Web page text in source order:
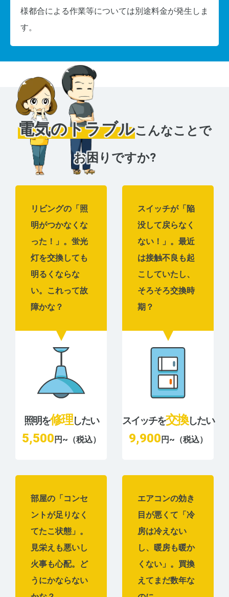
様都合による作業等については別途料金が発生しま
す。
電気のトラブルこんなことで
お困りですか?
リビングの「照
明がつかなくな
った！」。蛍光
灯を交換しても
明るくならな
い。これって故
障かな？
照明を修理したい
5,500 円~（税込）
スイッチが「陥
没して戻らなく
ない！」。最近
は接触不良も起
こしていたし、
そろそろ交換時
期？
スイッチを交換したい
9,900 円~（税込）
部屋の「コンセ
ントが足りなく
てたこ状態」。
見栄えも悪いし
火事も心配。ど
うにかならない
エアコンの効き
目が悪くて「冷
房は冷えない
し、暖房も暖か
くない」。買換
えてまだ数年な